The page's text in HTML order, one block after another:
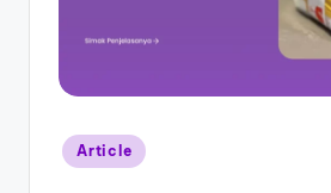
Article